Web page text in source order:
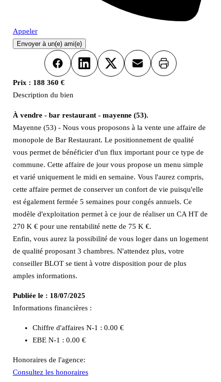
Appeler
Envoyer à un(e) ami(e)
FacebookLinkedInX Email Imprimer
Prix : 188 360 €
Description du bien
À vendre - bar restaurant - mayenne (53).
Mayenne (53) - Nous vous proposons à la vente une affaire de
monopole de Bar Restaurant. Le positionnement de qualité
vous permet de bénéficier d'un flux important pour ce type de
commune. Cette affaire de jour vous propose un menu simple
et varié uniquement le midi en semaine. Vous l'aurez compris,
cette affaire permet de conserver un confort de vie puisqu'elle
est également fermée 5 semaines pour congés annuels. Ce
modèle d'exploitation permet à ce jour de réaliser un CA HT de
270 K € pour une rentabilité nette de 75 K €.
Enfin, vous aurez la possibilité de vous loger dans un logement
de qualité proposant 3 chambres. N'attendez plus, votre
conseiller BLOT se tient à votre disposition pour de plus
amples informations.
Publiée le : 18/07/2025
Informations financières :
Chiffre d'affaires N-1 : 0.00 €
EBE N-1 : 0.00 €
Honoraires de l'agence:
Consultez les honoraires